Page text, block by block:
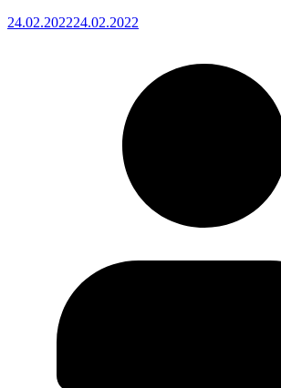
24.02.202224.02.2022